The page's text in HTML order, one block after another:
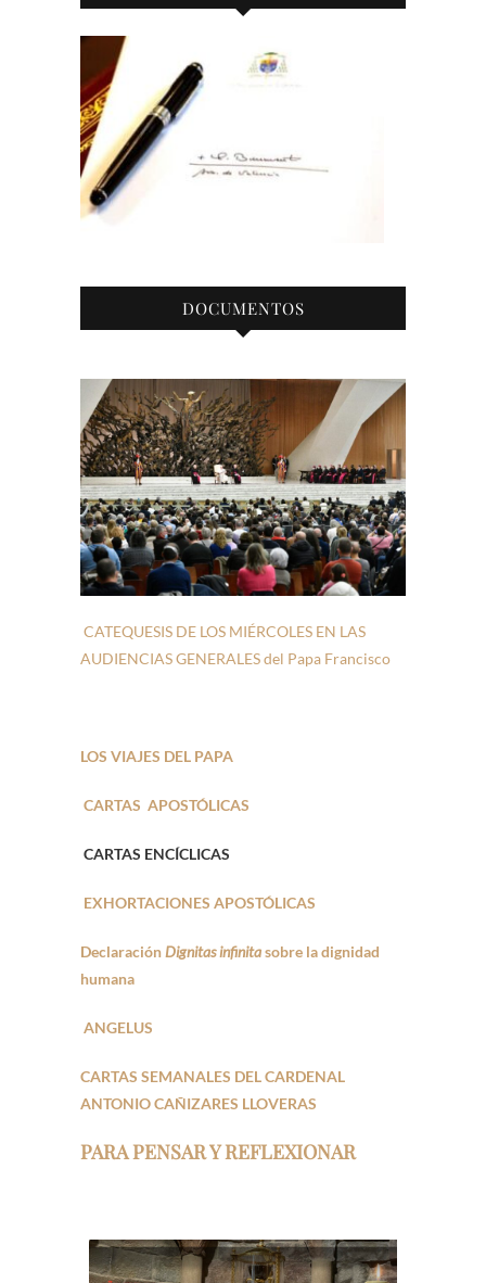
DOCUMENTOS
CATEQUESIS DE LOS MIÉRCOLES EN LAS
AUDIENCIAS GENERALES del Papa Francisco
LOS VIAJES DEL PAPA
CARTAS APOSTÓLICAS
CARTAS ENCÍCLICAS
EXHORTACIONES APOSTÓLICAS
DeclaraciónDignitas infinitasobre la dignidad
humana
ANGELUS
CARTAS SEMANALES DEL CARDENAL
ANTONIO CAÑIZARES LLOVERAS
PARA PENSAR Y REFLEXIONAR